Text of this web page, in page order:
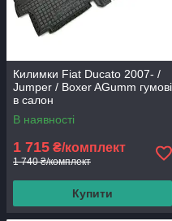
Килимки Fiat Ducato 2007- /
Jumper / Boxer AGumm гумові
в салон
В наявності
1 715 ₴/комплект
1 740 ₴/комплект
Купити